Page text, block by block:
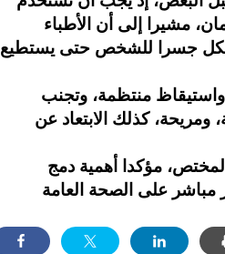
مشيرا إلى أن الأطباء
تشكل جسرا للشخص حتى يستطيع
واستيقاظ منتظمة، وتجنب
ومريحة، كذلك الابتعاد عن
مؤكدا أهمية دمج